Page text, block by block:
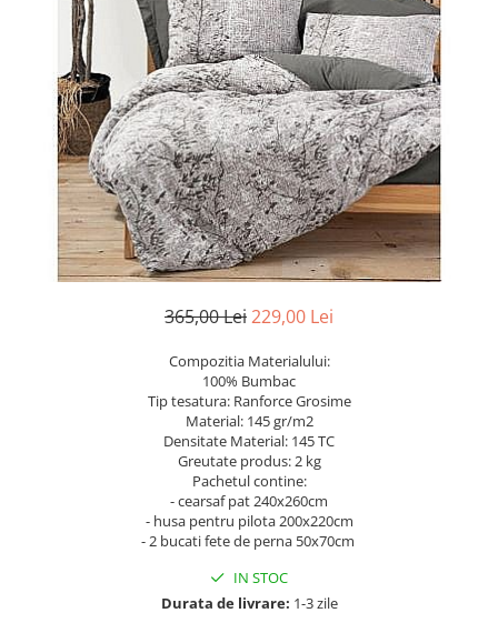
Bumbac
Policotton
Tesatura Jacquard
Accesorii
Covorase si seturi de covoare
pentru baie
365,00 Lei229,00 Lei
Compozitia Materialului:
100% Bumbac
Tip tesatura: Ranforce Grosime
Material: 145 gr/m2
Densitate Material: 145 TC
Greutate produs: 2 kg
Pachetul contine:
- cearsaf pat 240x260cm
- husa pentru pilota 200x220cm
- 2 bucati fete de perna 50x70cm
IN STOC
Durata de livrare: 1-3 zile